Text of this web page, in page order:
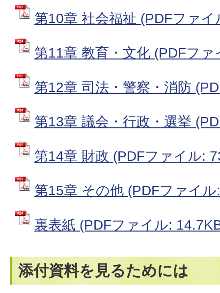
第10章 社会福祉 (PDFファ
第11章 教育・文化 (PDFフ
第12章 司法・警察・消防
第13章 議会・行政・選挙
第14章 財政 (PDFファイル:
第15章 その他 (PDFファイ
裏表紙 (PDFファイル:
添付資料を見るためには